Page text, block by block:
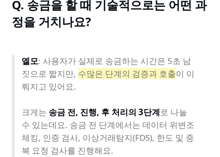
Q. 송금을 할 때 기술적으로는 어떤 과
정을 거치나요?
엘모: 사용자가 실제로 송금하는 시간은 5초 남
짓으로 짧지만, 수많은 단계의 검증과 호출이 이
뤄지고 있어요.
크게는 송금 전, 진행, 후 처리의 3단계로 나눌
수 있는데요. 송금 전 단계에서는 데이터 위변조
체킹, 인증 검사, 이상거래탐지(FDS), 한도 및 중
복 요청 검사를 진행해요.